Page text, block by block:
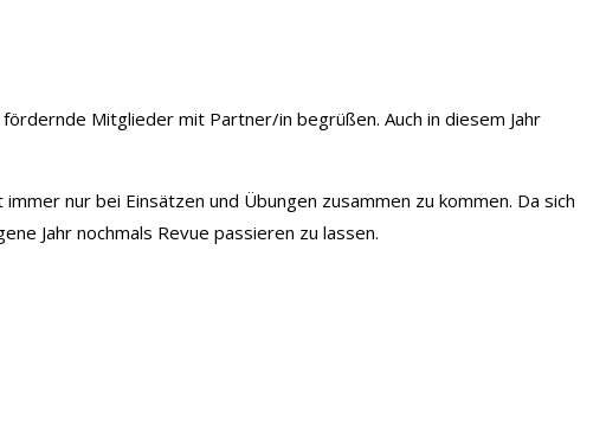
Mitglieder mit Partner/in begrüßen. Auch in diesem Jahr
immer nur bei Einsätzen und Übungen zusammen zu kommen. Da sich
Jahr nochmals Revue passieren zu lassen.